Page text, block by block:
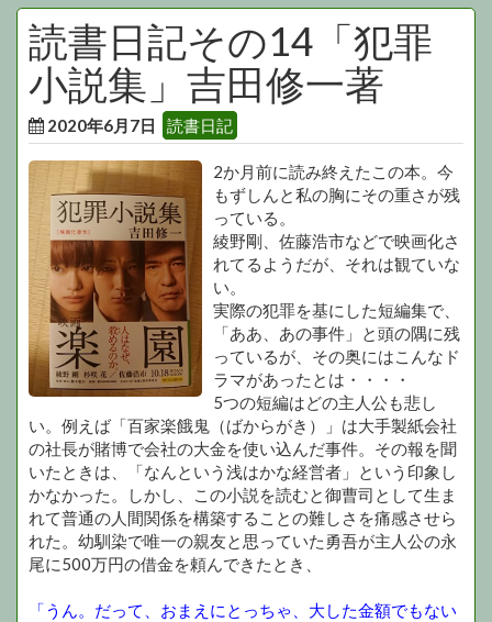
読書日記その14「犯罪
小説集」吉田修一著
2020年6月7日 読書日記
2か月前に読み終えたこの本。今
もずしんと私の胸にその重さが残
っている。
綾野剛、佐藤浩市などで映画化さ
れてるようだが、それは観ていな
い。
実際の犯罪を基にした短編集で、
「ああ、あの事件」と頭の隅に残
っているが、その奥にはこんなド
ラマがあったとは・・・・
5つの短編はどの主人公も悲し
い。例えば「百家楽餓鬼（ばからがき）」は大手製紙会社
の社長が賭博で会社の大金を使い込んだ事件。その報を聞
いたときは、「なんという浅はかな経営者」という印象し
かなかった。しかし、この小説を読むと御曹司として生ま
れて普通の人間関係を構築することの難しさを痛感させら
れた。幼馴染で唯一の親友と思っていた勇吾が主人公の永
尾に500万円の借金を頼んできたとき、
「うん。だって、おまえにとっちゃ、大した金額でもない